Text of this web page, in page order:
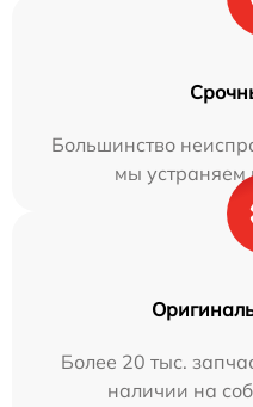
Большинство
мы устраняем
Более 20 тыс.
наличии на